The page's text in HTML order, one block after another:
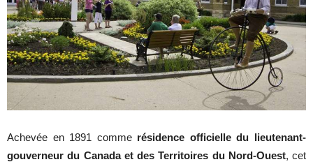
Achevée en 1891 comme résidence officielle du lieutenant-
gouverneur du Canada et des Territoires du Nord-Ouest, cet